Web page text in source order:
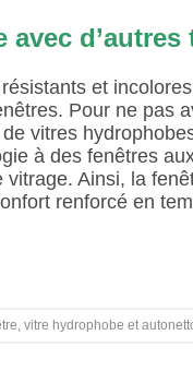
et
Pour ne pas
vitres
à des fenêtres
Ainsi, la
renforcé en
vitre hydrophobe et